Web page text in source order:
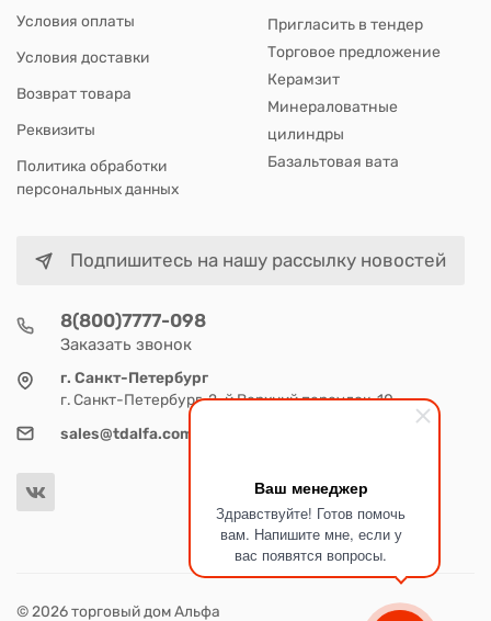
Ваш менеджер
Здравствуйте! Готов помочь
вам. Напишите мне, если у
вас появятся вопросы.
Условия оплаты
Условия доставки
Возврат товара
Реквизиты
Политика обработки
персональных данных
Пригласить в тендер
Торговое предложение
Керамзит
Минераловатные
цилиндры
Базальтовая вата
Подпишитесь на нашу рассылку новостей
8(800)7777-098
Заказать звонок
г. Санкт-Петербург
г. Санкт-Петербург, 2-й Верхний переулок, 10
sales@tdalfa.com
© 2026 торговый дом Альфа